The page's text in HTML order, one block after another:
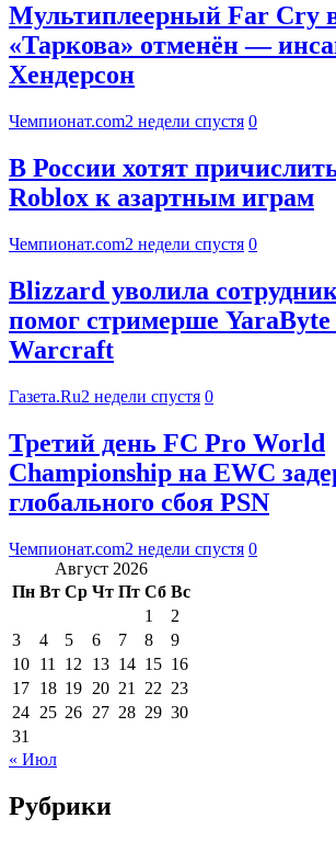
Мультиплеерный Far Cry
«Таркова» отменён —
Хендерсон
Чемпионат.com2 недели спустя 0
В России хотят
Roblox к азартным играм
Чемпионат.com2 недели спустя 0
Blizzard уволила
помог стримерше
Warcraft
Газета.Ru2 недели спустя 0
Третий день FC Pro World
Championship на EWC
глобального сбоя PSN
Чемпионат.com2 недели спустя 0
Август 2026
Пн Вт Ср Чт Пт Сб Вс
1
2
3
4 5 6 7 8
9
10 11 12 13 14 15 16
17 18 19 20 21 22 23
24 25 26 27 28 29 30
31
« Июл
Рубрики